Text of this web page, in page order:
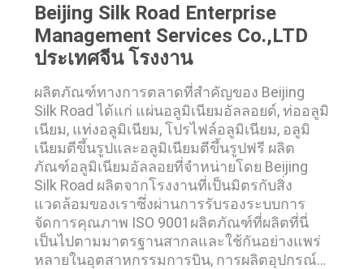
Beijing Silk Road Enterprise
Management Services Co.,LTD
ประเทศจีน โรงงาน
ผลิตภัณฑ์ทางการตลาดที่สำคัญของ Beijing
Silk Road ได้แก่ แผ่นอลูมิเนียมอัลลอยด์, ท่ออลูมิ
เนียม, แท่งอลูมิเนียม, โปรไฟล์อลูมิเนียม, อลูมิ
เนียมตีขึ้นรูปและอลูมิเนียมตีขึ้นรูปฟรี ผลิต
ภัณฑ์อลูมิเนียมอัลลอยที่จำหน่ายโดย Beijing
Silk Road ผลิตจากโรงงานที่เป็นมิตรกับสิ่ง
แวดล้อมของเราซึ่งผ่านการรับรองระบบการ
จัดการคุณภาพ ISO 9001ผลิตภัณฑ์ที่ผลิตที่นี่
เป็นไปตามมาตรฐานสากลและใช้กันอย่างแพร่
หลายในอุตสาหกรรมการบิน, การผลิตอุปกรณ์